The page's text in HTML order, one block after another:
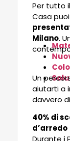
Per tutto
Casa
Milano.
Un
aiutarti a
davvero
40% di
d’arredo
Durante i